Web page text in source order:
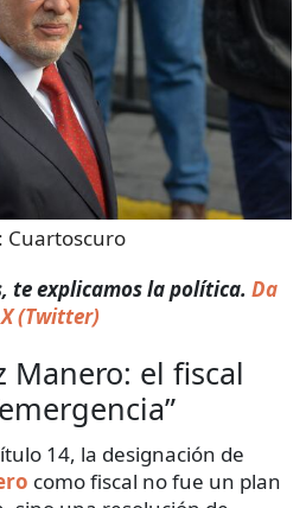
Cuartoscuro
te explicamos la política. Da
(Twitter)
Manero: el fiscal
14, la designación de
como fiscal no fue un plan